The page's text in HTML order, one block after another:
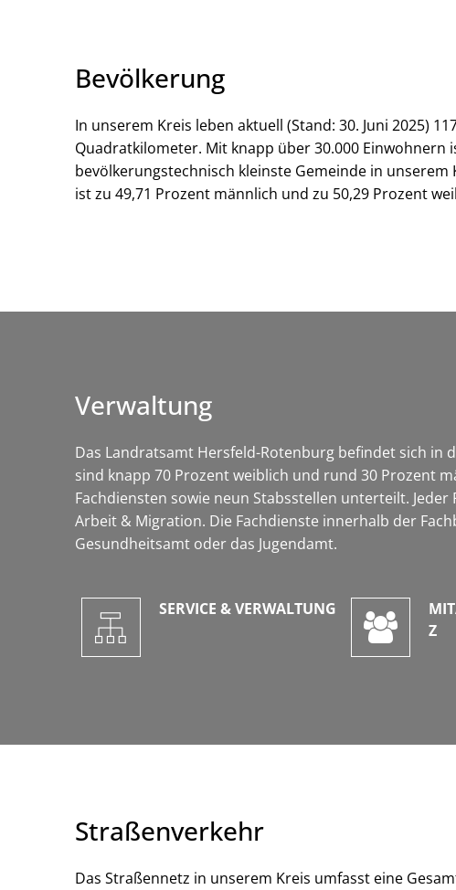
Bevölkerung
In unserem Kreis leben aktuell (Stand: 30. Juni 2025)
Quadratkilometer. Mit knapp über 30.000
bevölkerungstechnisch kleinste Gemeinde in
ist zu 49,71 Prozent männlich und zu 50,29 Prozent
Verwaltung
Das Landratsamt Hersfeld-Rotenburg befindet sich in
sind knapp 70 Prozent weiblich und rund 30 Prozent
Fachdiensten sowie neun Stabsstellen unterteilt.
Arbeit & Migration. Die Fachdienste innerhalb der
Gesundheitsamt oder das Jugendamt.
SERVICE & VERWALTUNG
Z
Straßenverkehr
Das Straßennetz in unserem Kreis umfasst eine